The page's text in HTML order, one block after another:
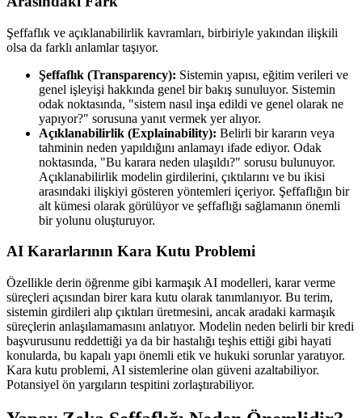
Şeffaflık ve açıklanabilirlik kavramları, birbiriyle yakından ilişkili
olsa da farklı anlamlar taşıyor.
Şeffaflık (Transparency): Sistemin yapısı, eğitim verileri ve
genel işleyişi hakkında genel bir bakış sunuluyor. Sistemin
odak noktasında, "sistem nasıl inşa edildi ve genel olarak ne
yapıyor?" sorusuna yanıt vermek yer alıyor.
Açıklanabilirlik (Explainability): Belirli bir kararın veya
tahminin neden yapıldığını anlamayı ifade ediyor. Odak
noktasında, "Bu karara neden ulaşıldı?" sorusu bulunuyor.
Açıklanabilirlik modelin girdilerini, çıktılarını ve bu ikisi
arasındaki ilişkiyi gösteren yöntemleri içeriyor. Şeffaflığın bir
alt kümesi olarak görülüyor ve şeffaflığı sağlamanın önemli
bir yolunu oluşturuyor.
AI Kararlarının Kara Kutu Problemi
Özellikle derin öğrenme gibi karmaşık AI modelleri, karar verme
süreçleri açısından birer kara kutu olarak tanımlanıyor. Bu terim,
sistemin girdileri alıp çıktıları üretmesini, ancak aradaki karmaşık
süreçlerin anlaşılamamasını anlatıyor. Modelin neden belirli bir kredi
başvurusunu reddettiği ya da bir hastalığı teşhis ettiği gibi hayati
konularda, bu kapalı yapı önemli etik ve hukuki sorunlar yaratıyor.
Kara kutu problemi, AI sistemlerine olan güveni azaltabiliyor.
Potansiyel ön yargıların tespitini zorlaştırabiliyor.